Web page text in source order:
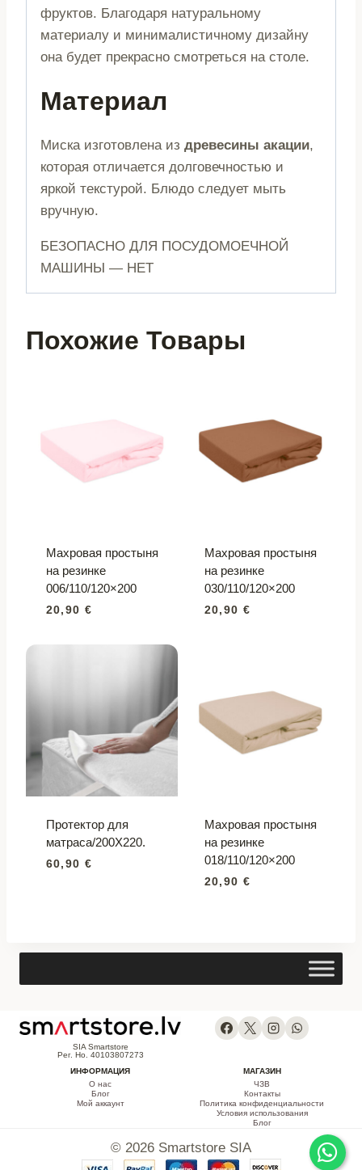
фруктов. Благодаря натуральному
материалу и минималистичному дизайну
она будет прекрасно смотреться на столе.
Материал
Миска изготовлена из древесины акации,
которая отличается долговечностью и
яркой текстурой. Блюдо следует мыть
вручную.
БЕЗОПАСНО ДЛЯ ПОСУДОМОЕЧНОЙ
МАШИНЫ — НЕТ
Похожие Товары
Махровая простыня
на резинке
006/110/120×200
20,90 €
Махровая простыня
на резинке
030/110/120×200
20,90 €
Протектор для
матраса/200X220.
60,90 €
Махровая простыня
на резинке
018/110/120×200
20,90 €
SIA Smartstore
Рег. Но. 40103807273
ИНФОРМАЦИЯ
О нас
Блог
Мой аккаунт
МАГАЗИН
ЧЗВ
Контакты
Политика конфиденциальности
Условия использования
Блог
© 2026 Smartstore SIA